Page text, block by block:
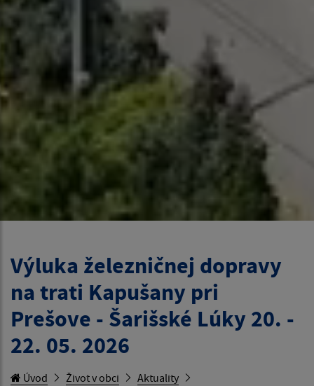
Výluka železničnej dopravy
na trati Kapušany pri
Prešove - Šarišské Lúky 20. -
22. 05. 2026
Úvod Život v obci
Aktuality